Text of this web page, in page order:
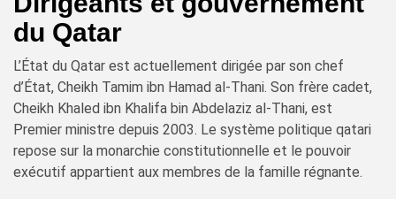
du Qatar
L’État du Qatar est actuellement dirigée par son chef
d’État, Cheikh Tamim ibn Hamad al-Thani. Son frère cadet,
Cheikh Khaled ibn Khalifa bin Abdelaziz al-Thani, est
Premier ministre depuis 2003. Le système politique qatari
repose sur la monarchie constitutionnelle et le pouvoir
exécutif appartient aux membres de la famille régnante.